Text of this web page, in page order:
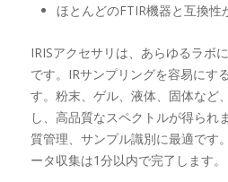
ほとんどのFTIR機器と互換性
IRISアクセサリは、あらゆるラボ
です。IRサンプリングを容易にす
す。粉末、ゲル、液体、固体など
し、高品質なスペクトルが得られ
質管理、サンプル識別に最適です
ータ収集は1分以内で完了します。